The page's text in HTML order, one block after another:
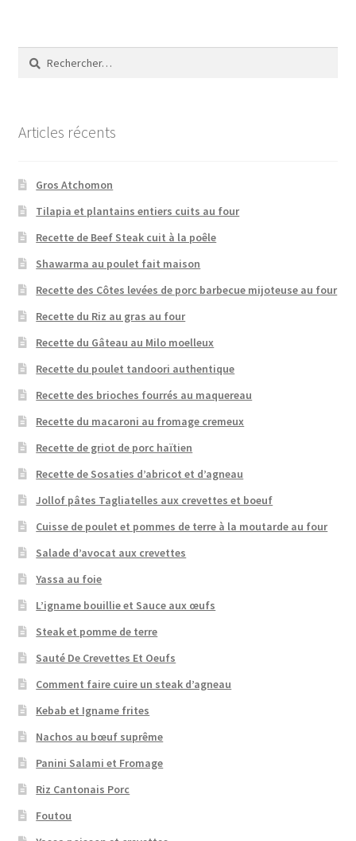
Rechercher :
Articles récents
Gros Atchomon
Tilapia et plantains entiers cuits au four
Recette de Beef Steak cuit à la poêle
Shawarma au poulet fait maison
Recette des Côtes levées de porc barbecue mijoteuse au four
Recette du Riz au gras au four
Recette du Gâteau au Milo moelleux
Recette du poulet tandoori authentique
Recette des brioches fourrés au maquereau
Recette du macaroni au fromage cremeux
Recette de griot de porc haïtien
Recette de Sosaties d’abricot et d’agneau
Jollof pâtes Tagliatelles aux crevettes et boeuf
Cuisse de poulet et pommes de terre à la moutarde au four
Salade d’avocat aux crevettes
Yassa au foie
L’igname bouillie et Sauce aux œufs
Steak et pomme de terre
Sauté De Crevettes Et Oeufs
Comment faire cuire un steak d’agneau
Kebab et Igname frites
Nachos au bœuf suprême
Panini Salami et Fromage
Riz Cantonais Porc
Foutou